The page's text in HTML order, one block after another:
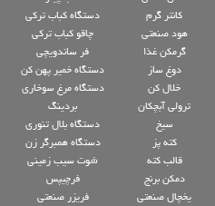
کانتر گرم
هود صنعتی
گرمکن غذا
دوغ ساز
خلال کن
ترولی آبچکان
سیخ
کته پز
قالب کته
دمکن برنج
یخچال صنعتی
دستگاه کباب ترکی
چاقو کباب ترکی
فر ساندویچی
دستگاه خمیر پهن کن
دستگاه مرغ سوخاری
بردینگ
دستگاه بلال تنوری
دستگاه همبرگر زن
شوت سیب زمینی
فرچیپس
فریزر صنعتی